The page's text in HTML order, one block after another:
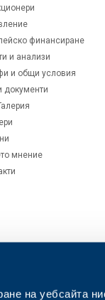
на уебсайта
финансиране
и анализи
и общи условия
документи
мнение